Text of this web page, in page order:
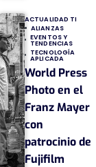
ACTUALIDAD TI
ALIANZAS
EVENTOS Y
TENDENCIAS
TECNOLOGÍA
APLICADA
World Press
Photo en el
Franz Mayer
con
patrocinio de
Fujifilm